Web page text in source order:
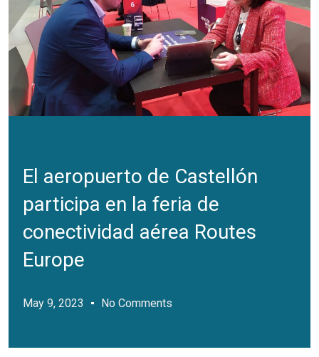
El aeropuerto de Castellón
participa en la feria de
conectividad aérea Routes
Europe
May 9, 2023 No Comments